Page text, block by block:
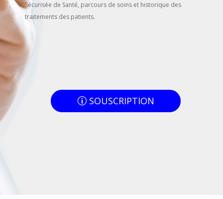
Sécurisée de Santé, parcours de soins et historique des
traitements des patients.
SOUSCRIPTION